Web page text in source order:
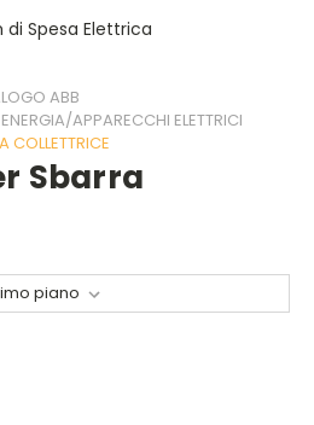
di Spesa Elettrica
ABB
APPARECCHI ELETTRICI
COLLETTRICE
Sbarra